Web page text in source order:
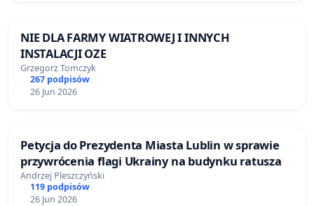
NIE DLA FARMY WIATROWEJ I INNYCH
INSTALACJI OZE
Grzegorz Tomczyk
267 podpisów
26 Jun 2026
Petycja do Prezydenta Miasta Lublin w sprawie
przywrócenia flagi Ukrainy na budynku ratusza
Andrzej Pleszczyński
119 podpisów
26 Jun 2026